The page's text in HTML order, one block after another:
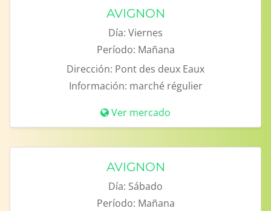
AVIGNON
Día: Viernes
Período: Mañana
Dirección: Pont des deux Eaux
Información: marché régulier
Ver mercado
AVIGNON
Día: Sábado
Período: Mañana